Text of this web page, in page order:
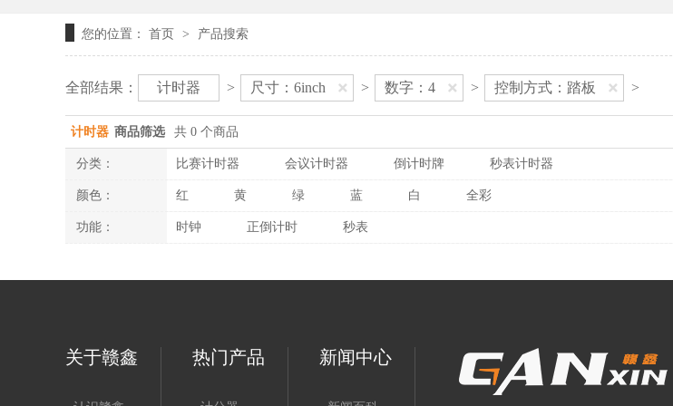
您的位置： 首页 > 产品搜索
全部结果： 计时器 > 尺寸：6inch > 数字：4 > 控制方式：踏板 >
计时器 商品筛选 共 0 个商品
分类： 比赛计时器 会议计时器 倒计时牌 秒表计时器
颜色： 红 黄 绿 蓝 白 全彩
功能： 时钟 正倒计时 秒表
关于赣鑫 热门产品 新闻中心